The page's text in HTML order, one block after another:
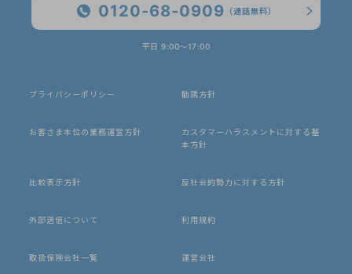
0120-68-0909 （通話無料）
平日 9:00〜17:00
プライバシーポリシー 勧誘方針
お客さま本位の業務運営方針
カスタマーハラスメントに対する基
本方針
比較表示方針 反社会的勢力に対する方針
外部送信について 利用規約
取扱保険会社一覧 運営会社